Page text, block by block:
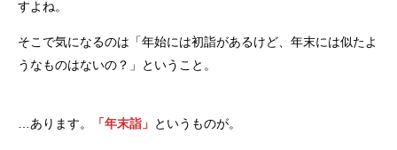
すよね。
そこで気になるのは「年始には初詣があるけど、年末には似たよ
うなものはないの？」ということ。
…あります。 「年末詣」 というものが。